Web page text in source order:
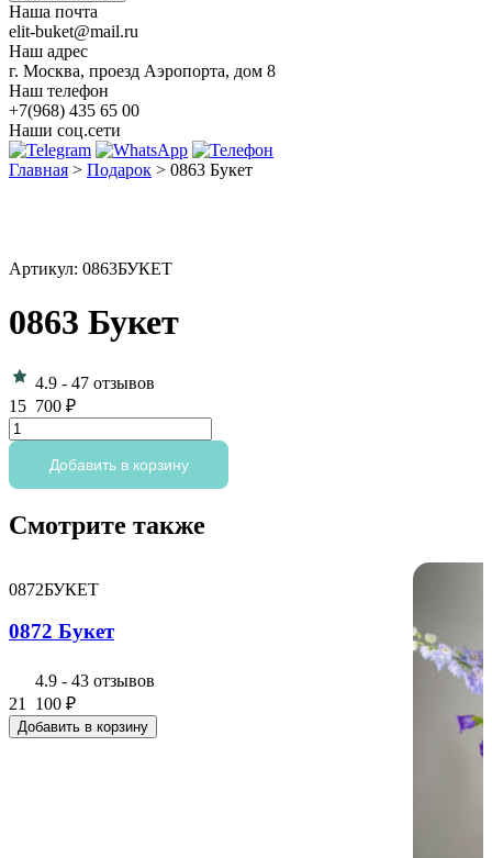
Наша почта
elit-buket@mail.ru
Наш адрес
г. Москва, проезд Аэропорта, дом 8
Наш телефон
+7(968) 435 65 00
Наши соц.сети
Главная > Подарок > 0863 Букет
Артикул: 0863БУКЕТ
0863 Букет
4.9 - 47 отзывов
15 700 ₽
Количество
товара
Букет
Добавить в корзину
Смотрите также
0872БУКЕТ
0872 Букет
4.9 - 43 отзывов
21 100 ₽
Добавить в корзину